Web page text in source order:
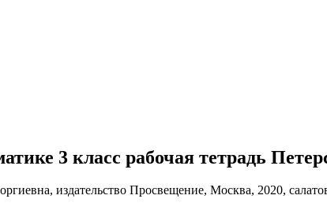
3 класс рабочая тетрадь